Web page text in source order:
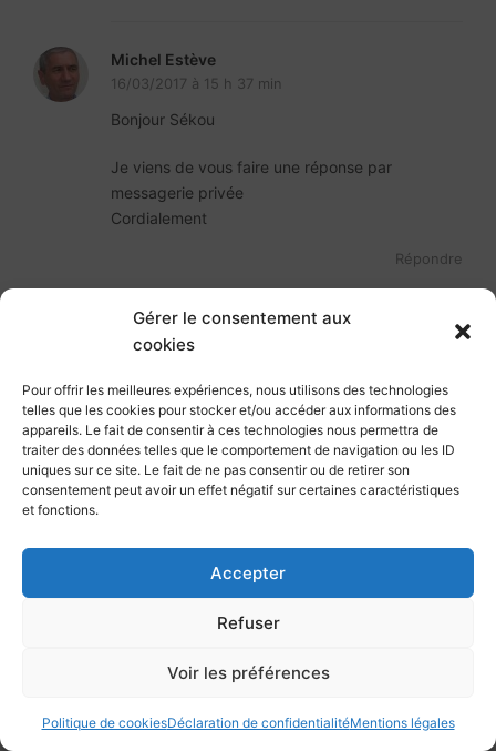
Gérer le consentement aux
cookies
Pour offrir les meilleures expériences, nous utilisons des technologies
telles que les cookies pour stocker et/ou accéder aux informations des
appareils. Le fait de consentir à ces technologies nous permettra de
traiter des données telles que le comportement de navigation ou les ID
uniques sur ce site. Le fait de ne pas consentir ou de retirer son
consentement peut avoir un effet négatif sur certaines caractéristiques
et fonctions.
Accepter
Refuser
Voir les préférences
Politique de cookiesDéclaration de confidentialitéMentions légales
Michel Estève
16/03/2017 à 15 h 37 min
Bonjour Sékou
Je viens de vous faire une réponse par
messagerie privée
Cordialement
Répondre
26/01/2017 à 14 h 17 min
Merci beaucoup
Répondre
Je souhaiterai déployer au sein de mon
transverse. Pouvons nous échanger hors blog
Vous remerciant par avance de votre attention.